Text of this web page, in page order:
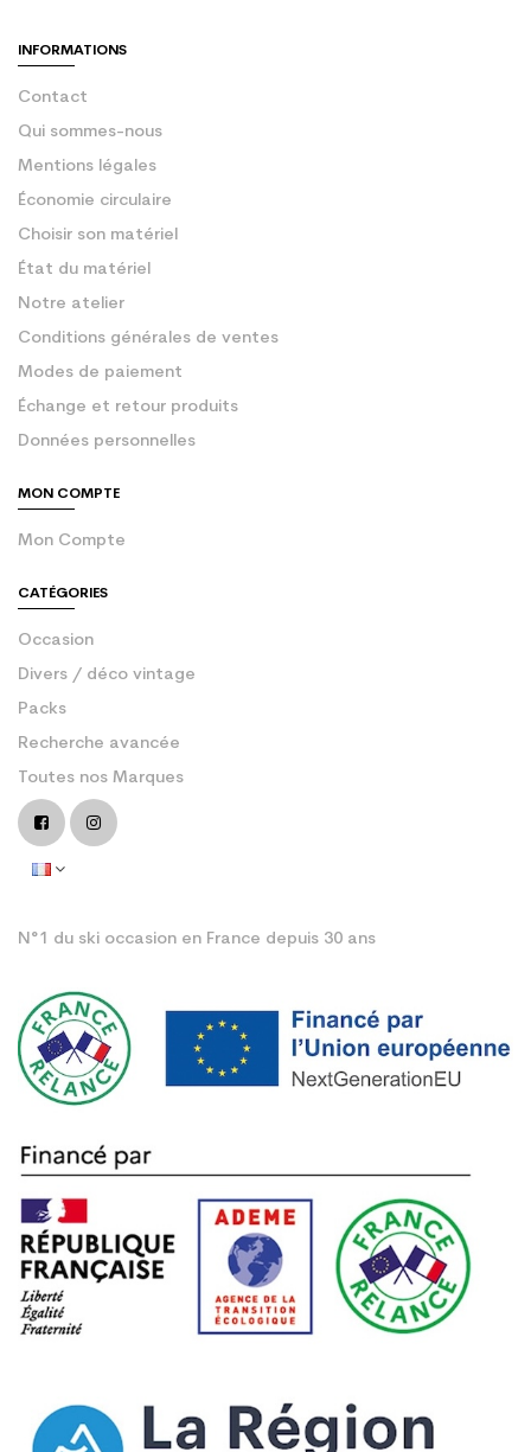
INFORMATIONS
Contact
Qui sommes-nous
Mentions légales
Économie circulaire
Choisir son matériel
État du matériel
Notre atelier
Conditions générales de ventes
Modes de paiement
Échange et retour produits
Données personnelles
MON COMPTE
Mon Compte
CATÉGORIES
Occasion
Divers / déco vintage
Packs
Recherche avancée
Toutes nos Marques
N°1 du ski occasion en France depuis 30 ans